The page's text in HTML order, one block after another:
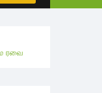
ரவை